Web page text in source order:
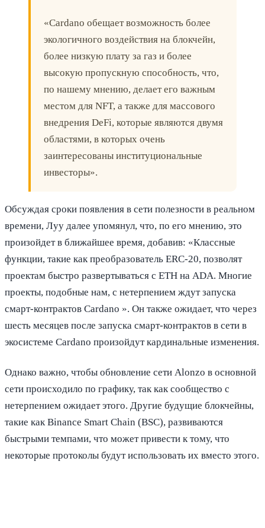
«Cardano обещает возможность более
экологичного воздействия на блокчейн,
более низкую плату за газ и более
высокую пропускную способность, что,
по нашему мнению, делает его важным
местом для NFT, а также для массового
внедрения DeFi, которые являются двумя
областями, в которых очень
заинтересованы институциональные
инвесторы».
Обсуждая сроки появления в сети полезности в реальном
времени, Луу далее упомянул, что, по его мнению, это
произойдет в ближайшее время, добавив: «Классные
функции, такие как преобразователь ERC-20, позволят
проектам быстро развертываться с ETH на ADA. Многие
проекты, подобные нам, с нетерпением ждут запуска
смарт-контрактов Cardano ». Он также ожидает, что через
шесть месяцев после запуска смарт-контрактов в сети в
экосистеме Cardano произойдут кардинальные изменения.
Однако важно, чтобы обновление сети Alonzo в основной
сети происходило по графику, так как сообщество с
нетерпением ожидает этого. Другие будущие блокчейны,
такие как Binance Smart Chain (BSC), развиваются
быстрыми темпами, что может привести к тому, что
некоторые протоколы будут использовать их вместо этого.